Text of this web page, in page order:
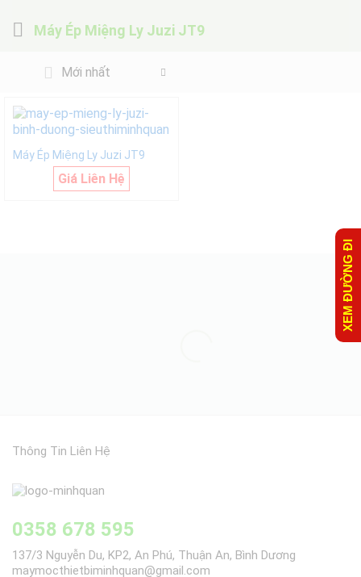
Máy Ép Miệng Ly Juzi JT9
Mới nhất
Máy Ép Miệng Ly Juzi JT9
Giá Liên Hệ
Thông Tin Liên Hệ
0358 678 595
137/3 Nguyễn Du, KP2, An Phú, Thuận An, Bình Dương
maymocthietbiminhquan@gmail.com
XEM ĐƯỜNG ĐI